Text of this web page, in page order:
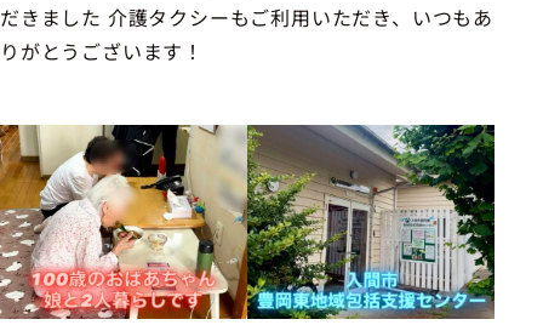
だきました 介護タクシーもご利用いただき、いつもあ
りがとうございます！